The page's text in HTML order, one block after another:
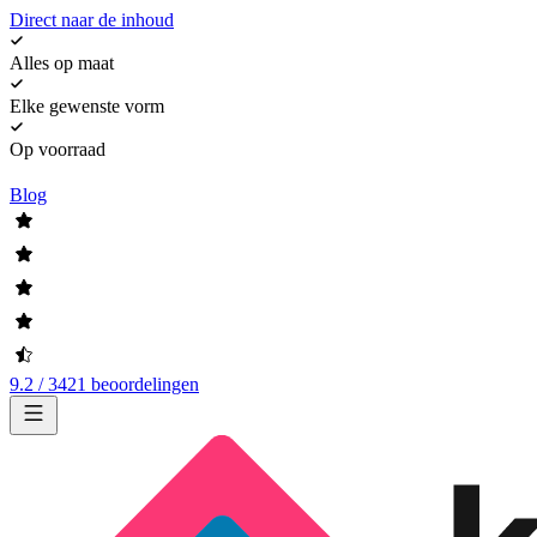
Direct naar de inhoud
Alles op maat
Elke gewenste vorm
Op voorraad
Blog
9.2 / 3421 beoordelingen